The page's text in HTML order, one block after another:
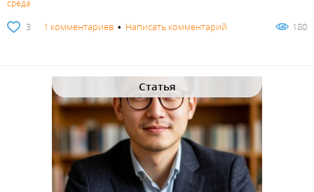
среда
3 1 комментариев • Написать комментарий 180
Статья